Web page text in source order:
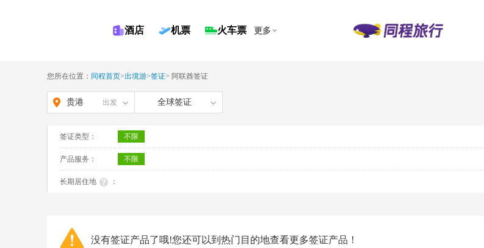
酒店 机票 火车票 更多
您所在位置： 同程首页>出境游>签证> 阿联酋签证
贵港 出发 全球签证
签证类型： 不限
产品服务： 不限
长期居住地 ：
没有签证产品了哦!您还可以到热门目的地查看更多签证产品！